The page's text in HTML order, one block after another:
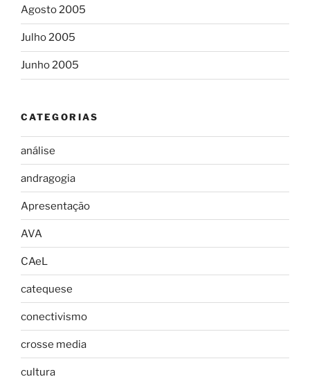
Agosto 2005
Julho 2005
Junho 2005
CATEGORIAS
análise
andragogia
Apresentação
AVA
CAeL
catequese
conectivismo
crosse media
cultura